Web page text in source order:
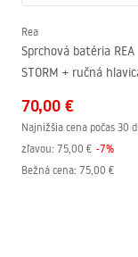
Profilový materiál
Materiál rukoväte
Poťah Easy Clean
Úprava profilov
Vrátane sady tesnení
Možno inštalovať bez
Rea
Sprchová batéria REA
STORM + ručná
70,00 €
Najnižšia cena počas 30
zľavou: 75,00 € -7%
Bežná cena: 75,00 €